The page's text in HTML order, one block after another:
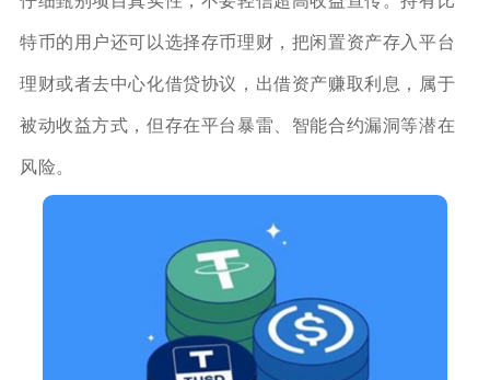
特币的用户还可以选择存币理财，把闲置资产存入平台
理财或者去中心化借贷协议，出借资产赚取利息，属于
被动收益方式，但存在平台暴雷、智能合约漏洞等潜在
风险。